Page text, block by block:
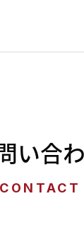
い合
CONTACT